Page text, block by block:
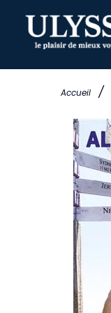
Accueil /